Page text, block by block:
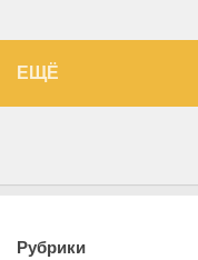
ЕЩЁ
Рубрики